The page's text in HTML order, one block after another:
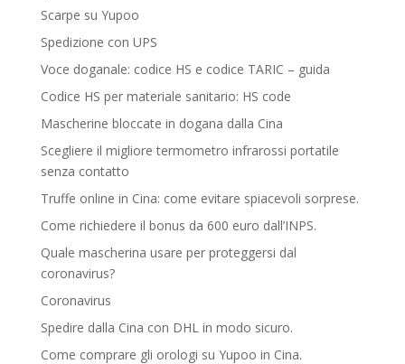
Scarpe su Yupoo
Spedizione con UPS
Voce doganale: codice HS e codice TARIC – guida
Codice HS per materiale sanitario: HS code
Mascherine bloccate in dogana dalla Cina
Scegliere il migliore termometro infrarossi portatile
senza contatto
Truffe online in Cina: come evitare spiacevoli sorprese.
Come richiedere il bonus da 600 euro dall’INPS.
Quale mascherina usare per proteggersi dal
coronavirus?
Coronavirus
Spedire dalla Cina con DHL in modo sicuro.
Come comprare gli orologi su Yupoo in Cina.